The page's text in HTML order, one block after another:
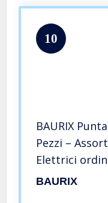
10
BAURIX Puntalini Elettrici Set 2000
Pezzi –
Elettrici
DIN – [0,5-10
BAURIX